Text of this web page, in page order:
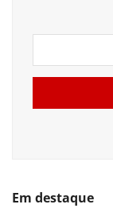
Em destaque